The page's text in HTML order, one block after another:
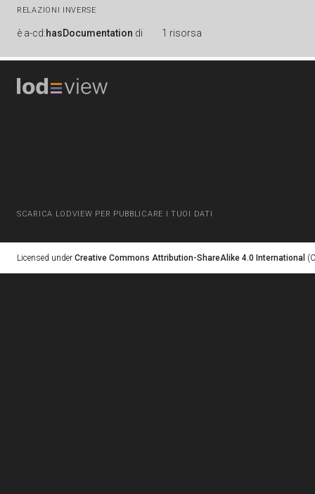
RELAZIONI INVERSE
è a-cd:hasDocumentation di 1 risorsa
SCARICA LODVIEW PER PUBBLICARE I TUOI DATI
Licensed under Creative Commons Attribution-ShareAlike 4.0 International